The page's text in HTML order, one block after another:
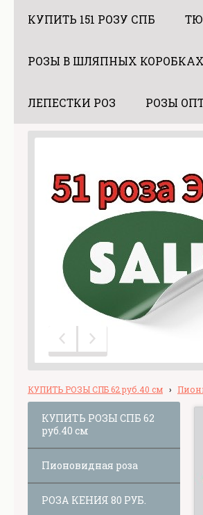
КУПИТЬ 151 РОЗУ СПБ
РОЗЫ В ШЛЯПНЫХ КОРОБКАХ
ЛЕПЕСТКИ РОЗ РОЗЫ
Предыдущий слайд
Следующий слайд
КУПИТЬ РОЗЫ СПБ 62 руб.40 см ›
КУПИТЬ РОЗЫ СПБ 62
руб.40 см
Пионовидная роза
РОЗА КЕНИЯ 80 РУБ.